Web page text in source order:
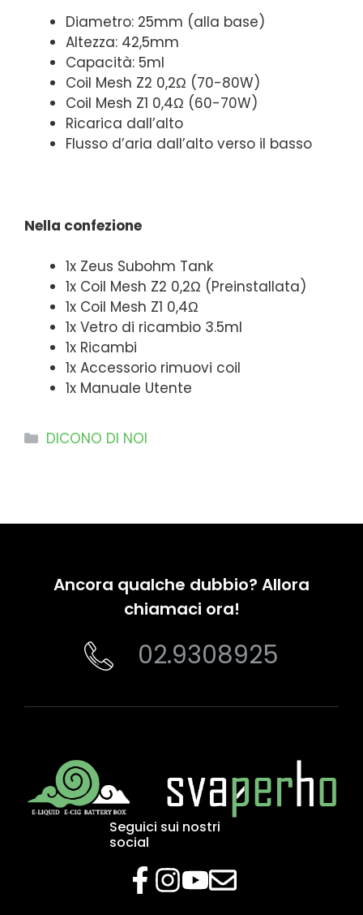
Diametro: 25mm (alla base)
Altezza: 42,5mm
Capacità: 5ml
Coil Mesh Z2 0,2Ω (70-80W)
Coil Mesh Z1 0,4Ω (60-70W)
Ricarica dall’alto
Flusso d’aria dall’alto verso il basso
Nella confezione
1x Zeus Subohm Tank
1x Coil Mesh Z2 0,2Ω (Preinstallata)
1x Coil Mesh Z1 0,4Ω
1x Vetro di ricambio 3.5ml
1x Ricambi
1x Accessorio rimuovi coil
1x Manuale Utente
Categorie
DICONO DI NOI
Ancora qualche dubbio? Allora
chiamaci ora!
02.9308925
Seguici sui nostri
social